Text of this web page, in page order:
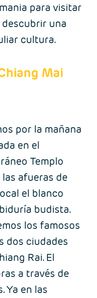
para visitar
una
cultura.
Mai
por la mañana
en el
Templo
afueras de
el blanco
budista.
los famosos
dos ciudades
Rai. El
a través de
Ya en las